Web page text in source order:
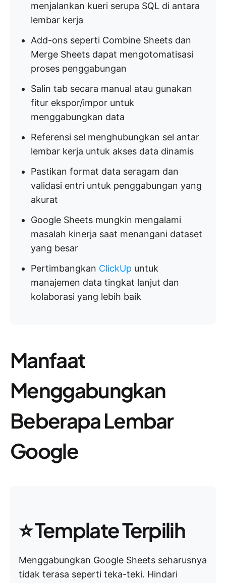
menjalankan kueri serupa SQL di antara
lembar kerja
Add-ons seperti Combine Sheets dan
Merge Sheets dapat mengotomatisasi
proses penggabungan
Salin tab secara manual atau gunakan
fitur ekspor/impor untuk
menggabungkan data
Referensi sel menghubungkan sel antar
lembar kerja untuk akses data dinamis
Pastikan format data seragam dan
validasi entri untuk penggabungan yang
akurat
Google Sheets mungkin mengalami
masalah kinerja saat menangani dataset
yang besar
Pertimbangkan ClickUp untuk
manajemen data tingkat lanjut dan
kolaborasi yang lebih baik
Manfaat
Menggabungkan
Beberapa Lembar
Google
⭐ Template Terpilih
Menggabungkan Google Sheets seharusnya
tidak terasa seperti teka-teki. Hindari